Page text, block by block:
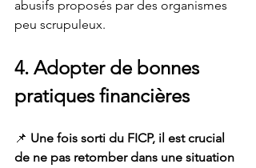
abusifs proposés par des organismes
peu scrupuleux.
4. Adopter de bonnes
pratiques financières
📌 Une fois sorti du FICP, il est crucial
de ne pas retomber dans une situation